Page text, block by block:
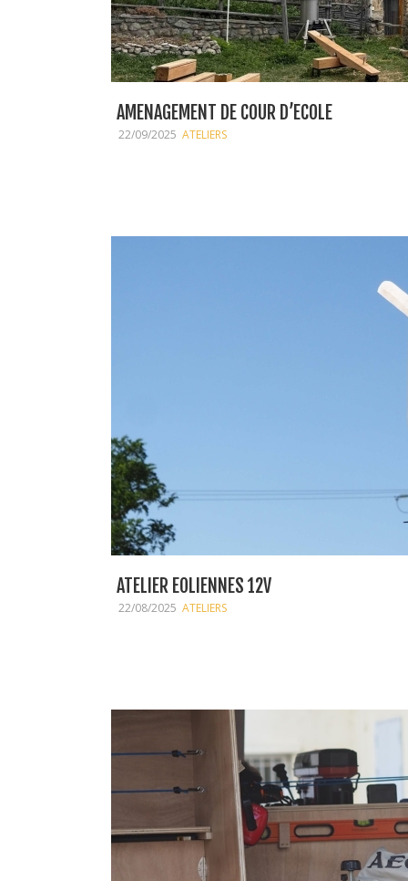
AMENAGEMENT DE COUR D’ECOLE
22/09/2025 ATELIERS
ATELIER EOLIENNES 12V
22/08/2025 ATELIERS